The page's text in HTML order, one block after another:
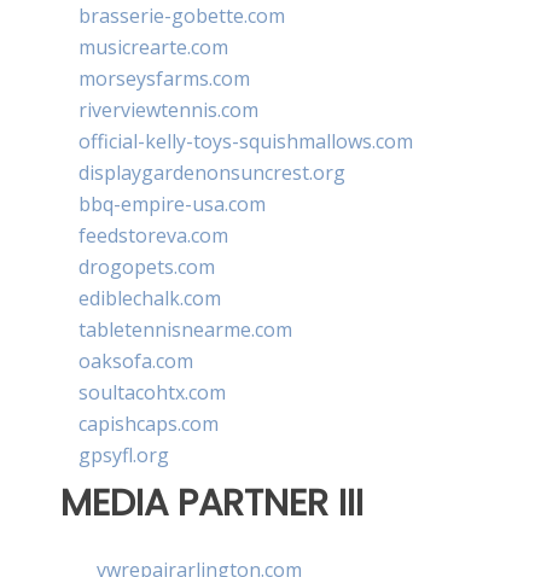
brasserie-gobette.com
musicrearte.com
morseysfarms.com
riverviewtennis.com
official-kelly-toys-squishmallows.com
displaygardenonsuncrest.org
bbq-empire-usa.com
feedstoreva.com
drogopets.com
ediblechalk.com
tabletennisnearme.com
oaksofa.com
soultacohtx.com
capishcaps.com
gpsyfl.org
MEDIA PARTNER III
vwrepairarlington.com